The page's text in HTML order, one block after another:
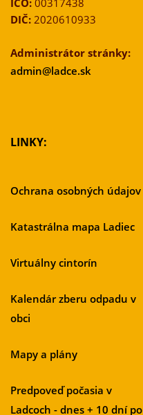
DIČ: 2020610933
Administrátor stránky:
admin@ladce.sk
LINKY:
Ochrana osobných údajov
Katastrálna mapa Ladiec
Virtuálny cintorín
Kalendár zberu odpadu v
obci
Mapy a plány
Predpoveď počasia v
Ladcoch - dnes + 10 dní po